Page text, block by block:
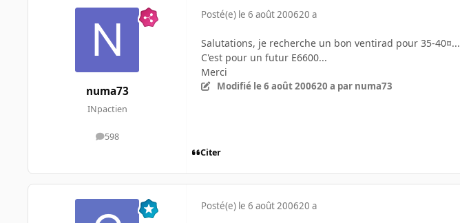
numa73
INpactien
598
messages
Posté(e) le 6 août 200620 a
Salutations, je recherche un bon ventirad pour 35-40¤...
C'est pour un futur E6600...
Merci
Modifié le 6 août 200620 a par numa73
Citer
Posté(e) le 6 août 200620 a